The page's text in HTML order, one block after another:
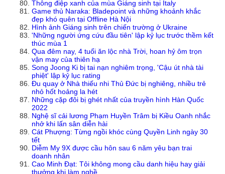
Thông điệp xanh của mùa Giáng sinh tại Italy
Game thủ Naraka: Bladepoint và những khoảnh khắc
đẹp khó quên tại Offline Hà Nội
Hình ảnh Giáng sinh trên chiến trường ở Ukraine
'Những người ứng cứu đầu tiên' lập kỷ lục trước thềm kết
thúc mùa 1
Qua đêm nay, 4 tuổi ăn lộc nhà Trời, hoan hỷ ôm trọn
vận may của thiên hạ
Song Joong Ki bị tai nạn nghiêm trọng, 'Cậu út nhà tài
phiệt' lập kỷ lục rating
Đu quay ở Nhà thiếu nhi Thủ Đức bị nghiêng, nhiều trẻ
nhỏ hốt hoảng la hét
Những cặp đôi bị ghét nhất của truyền hình Hàn Quốc
2022
Nghệ sĩ cải lương Phạm Huyền Trâm bị Kiều Oanh nhắc
nhở khi lấn sân diễn hài
Cát Phượng: Từng ngồi khóc cùng Quyền Linh ngày 30
tết
Diễm My 9X được cầu hôn sau 6 năm yêu bạn trai
doanh nhân
Cao Minh Đạt: Tôi không mong cầu danh hiệu hay giải
thưởng khi làm nghề